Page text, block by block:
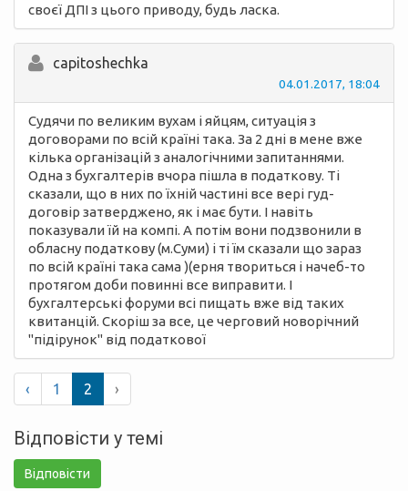
своєї ДПІ з цього приводу, будь ласка.
capitoshechka
04.01.2017, 18:04
Судячи по великим вухам і яйцям, ситуація з
договорами по всій країні така. За 2 дні в мене вже
кілька організацій з аналогічними запитаннями.
Одна з бухгалтерів вчора пішла в податкову. Ті
сказали, що в них по їхній частині все вері гуд-
договір затверджено, як і має бути. І навіть
показували їй на компі. А потім вони подзвонили в
обласну податкову (м.Суми) і ті їм сказали що зараз
по всій країні така сама )(ерня твориться і начеб-то
протягом доби повинні все виправити. І
бухгалтерські форуми всі пищать вже від таких
квитанцій. Скоріш за все, це черговий новорічний
"підірунок" від податкової
‹ 1 2 ›
Відповісти у темі
Відповісти